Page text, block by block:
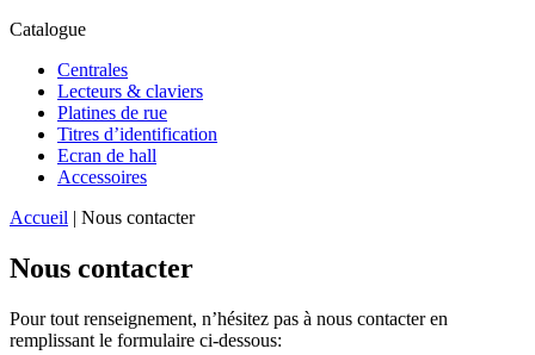
Catalogue
Centrales
Lecteurs & claviers
Platines de rue
Titres d’identification
Ecran de hall
Accessoires
Accueil | Nous contacter
Nous contacter
Pour tout renseignement, n’hésitez pas à nous contacter en
remplissant le formulaire ci-dessous: